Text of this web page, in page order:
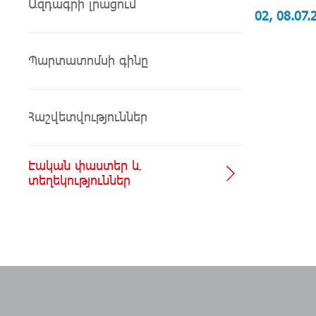
Պարտատոմսի գինը
Հաշվետվություններ
Էական փաստեր և
տեղեկություններ
02,